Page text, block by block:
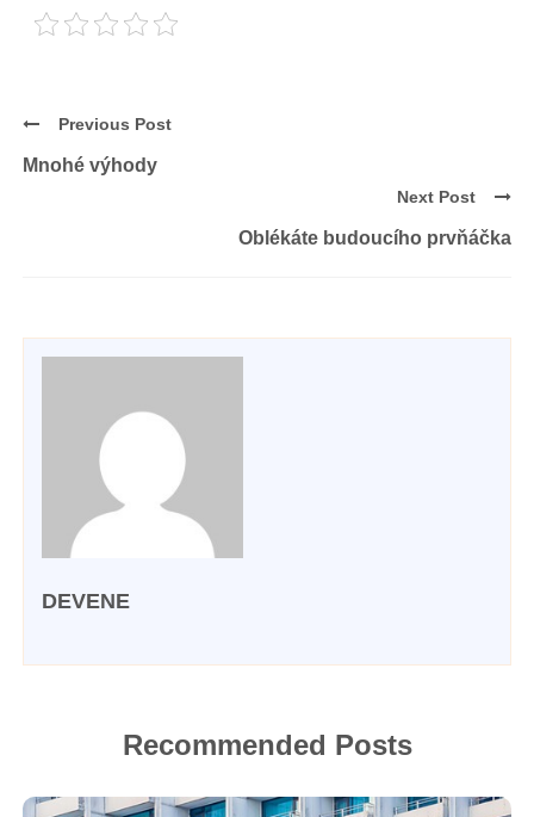
Previous Post
Mnohé výhody
Next Post
Oblékáte budoucího prvňáčka
DEVENE
Recommended Posts